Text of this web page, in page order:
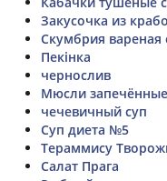
Закусочка из
Скумбрия
Пекінка
чернослив
Мюсли
чечевичный суп
Суп диета №5
Тераммису
Салат Прага